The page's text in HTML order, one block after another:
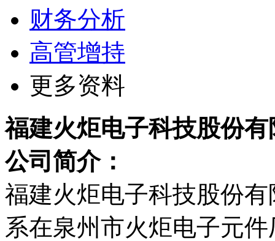
财务分析
高管增持
更多资料
福建火炬电子科技股份有
公司简介：
福建火炬电子科技股份
系在泉州市火炬电子元